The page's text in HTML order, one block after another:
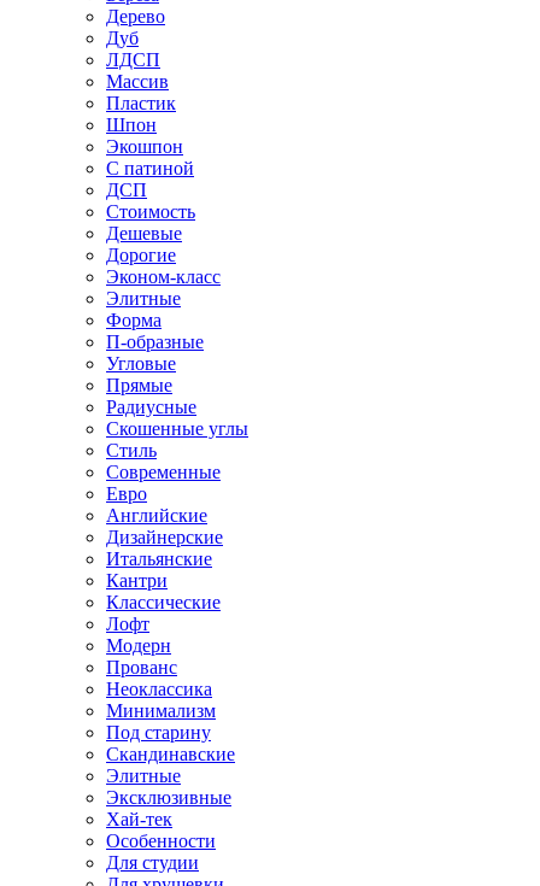
Дерево
Дуб
ЛДСП
Массив
Пластик
Шпон
Экошпон
С патиной
ДСП
Стоимость
Дешевые
Дорогие
Эконом-класс
Элитные
Форма
П-образные
Угловые
Прямые
Радиусные
Скошенные углы
Стиль
Современные
Евро
Английские
Дизайнерские
Итальянские
Кантри
Классические
Лофт
Модерн
Прованс
Неоклассика
Минимализм
Под старину
Скандинавские
Элитные
Эксклюзивные
Хай-тек
Особенности
Для студии